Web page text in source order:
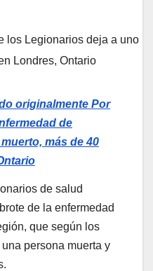
originalmente Por
de
más de 40
de salud
de la enfermedad
que según los
persona muerta y